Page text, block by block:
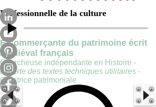
Professionnelle de la culture
E-commerçante du patrimoine écrit
médiéval français
Chercheuse indépendante en Histoire -
experte des textes techniques utilitaires -
Créatrice patrimoniale